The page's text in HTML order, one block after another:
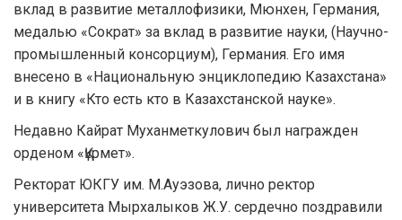
вклад в развитие металлофизики, Мюнхен, Германия,
медалью «Сократ» за вклад в развитие науки, (Научно-
промышленный консорциум), Германия. Его имя
внесено в «Национальную энциклопедию Казахстана»
и в книгу «Кто есть кто в Казахстанской науке».
Недавно Кайрат Муханметкулович был награжден
орденом «Құрмет».
Ректорат ЮКГУ им. М.Ауэзова, лично ректор
университета Мырхалыков Ж.У. сердечно поздравили